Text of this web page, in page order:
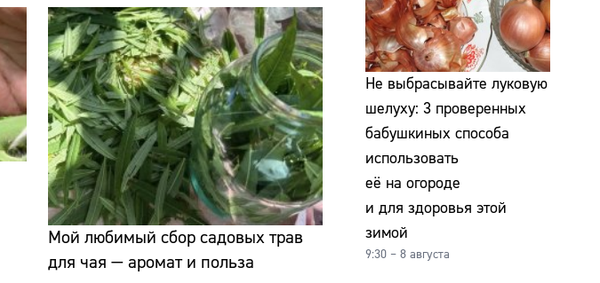
Мой любимый сбор садовых трав
для чая — аромат и польза
Не выбрасывайте луковую
шелуху: 3 проверенных
бабушкиных способа
использовать
её на огороде
и для здоровья этой
зимой
9:30 – 8 августа